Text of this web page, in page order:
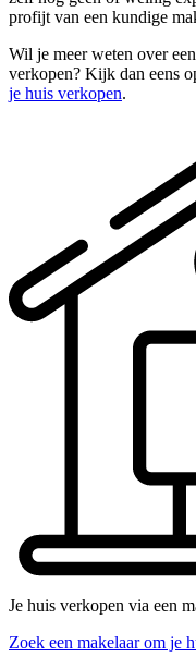
profijt van een kundige
Wil je meer weten over
verkopen? Kijk dan eens
je huis verkopen.
Je huis verkopen via een
Zoek een makelaar om je